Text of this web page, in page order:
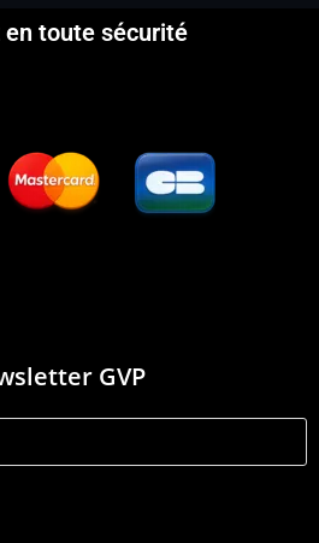
en toute sécurité
GVP